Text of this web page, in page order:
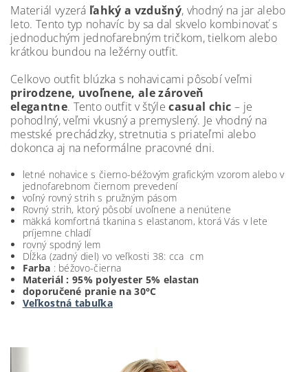
Materiál vyzerá ľahký a vzdušný, vhodný na jar alebo
leto. Tento typ nohavíc by sa dal skvelo kombinovať s
jednoduchým jednofarebným tričkom, tielkom alebo
krátkou bundou na ležérny outfit.
Celkovo outfit blúzka s nohavicami pôsobí veľmi
prirodzene, uvoľnene, ale zároveň
elegantne. Tento outfit v štýlecasual chic – je
pohodlný, veľmi vkusný a premyslený. Je vhodný na
mestské prechádzky, stretnutia s priateľmi alebo
dokonca aj na neformálne pracovné dni.
letné nohavice s čierno-béžovým grafickým vzorom alebo v
jednofarebnom čiernom prevedení
voľný rovný strih s pružným pásom
Rovný strih, ktorý pôsobí uvoľnene a nenútene
mäkká komfortná tkanina s elastanom, ktorá Vás v lete
príjemne chladí
rovný spodný lem
Dĺžka (zadný diel) vo veľkosti 38: cca cm
Farba : béžovo-čierna
Materiál : 95% polyester 5% elastan
doporučené pranie na 30°C
Veľkostná tabuľka